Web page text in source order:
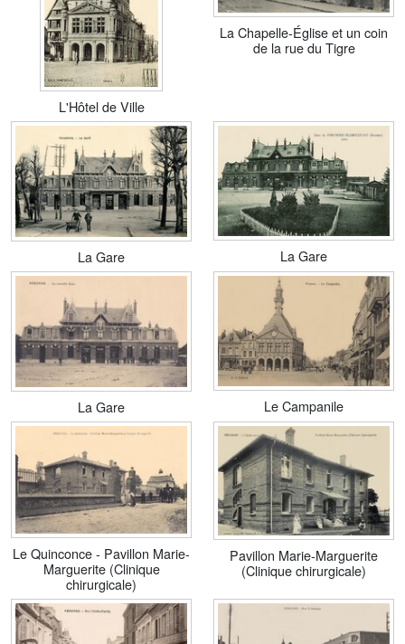
L'Hôtel de Ville
La Chapelle-Église et un coin
de la rue du Tigre
La Gare La Gare
La Gare Le Campanile
Le Quinconce - Pavillon Marie-
Marguerite (Clinique
chirurgicale)
Pavillon Marie-Marguerite
(Clinique chirurgicale)